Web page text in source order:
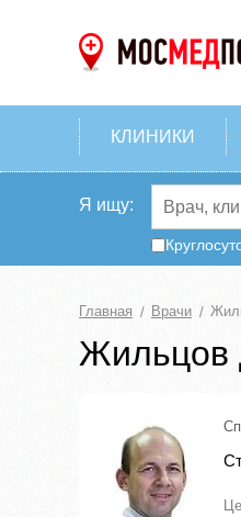
КЛИНИКИ
Я ищу:
Главная Врачи
Жильцов